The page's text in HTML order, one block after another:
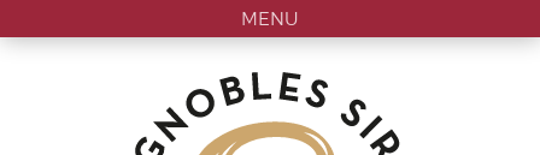
MENU